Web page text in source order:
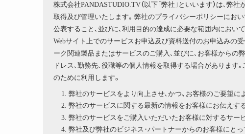
株式会社PANDASTUDIO.TV（以下｢弊社｣といいます）は､弊
取得及び管理いたします｡ 弊社のプライバシーポリシーにお
公表すること､並びに､利用目的の達成に必要な範囲内におい
Webサイト上でのサービスお申込及び資料送付のお申込みの
ーク関連製品またはサービスのご購入､並びに､お客様からの
ドレス､勤務先､役職等の個人情報を取得する場合がありま
のために利用します。
弊社のサービスをより向上させ､かつ、お客様のご要望に
弊社のサービスに関する最新の情報をお客様にお伝えす
弊社のサービスをご購入いただいたお客様に対するサー
弊社及び弊社のビジネス･パートナーからのお客様にと